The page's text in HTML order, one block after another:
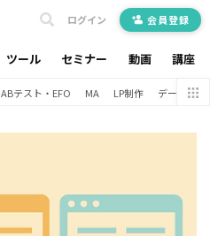
ツール セミナー 動画 講座
ログイン 会員登録
ABテスト・EFO MA LP制作 データ分析